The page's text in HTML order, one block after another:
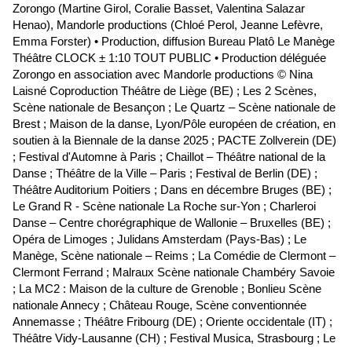
Zorongo (Martine Girol, Coralie Basset, Valentina Salazar
Henao), Mandorle productions (Chloé Perol, Jeanne Lefèvre,
Emma Forster) • Production, diffusion Bureau Platô Le Manège
Théâtre CLOCK ± 1:10 TOUT PUBLIC • Production déléguée
Zorongo en association avec Mandorle productions © Nina
Laisné Coproduction Théâtre de Liège (BE) ; Les 2 Scènes,
Scène nationale de Besançon ; Le Quartz – Scène nationale de
Brest ; Maison de la danse, Lyon/Pôle européen de création, en
soutien à la Biennale de la danse 2025 ; PACTE Zollverein (DE)
; Festival d'Automne à Paris ; Chaillot – Théâtre national de la
Danse ; Théâtre de la Ville – Paris ; Festival de Berlin (DE) ;
Théâtre Auditorium Poitiers ; Dans en décembre Bruges (BE) ;
Le Grand R - Scène nationale La Roche sur-Yon ; Charleroi
Danse – Centre chorégraphique de Wallonie – Bruxelles (BE) ;
Opéra de Limoges ; Julidans Amsterdam (Pays-Bas) ; Le
Manège, Scène nationale – Reims ; La Comédie de Clermont –
Clermont Ferrand ; Malraux Scène nationale Chambéry Savoie
; La MC2 : Maison de la culture de Grenoble ; Bonlieu Scène
nationale Annecy ; Château Rouge, Scène conventionnée
Annemasse ; Théâtre Fribourg (DE) ; Oriente occidentale (IT) ;
Théâtre Vidy-Lausanne (CH) ; Festival Musica, Strasbourg ; Le